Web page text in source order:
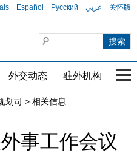
Español Русский عربي 关怀版
外交动态 驻外机构 国
划司 > 相关信息
事工作会议